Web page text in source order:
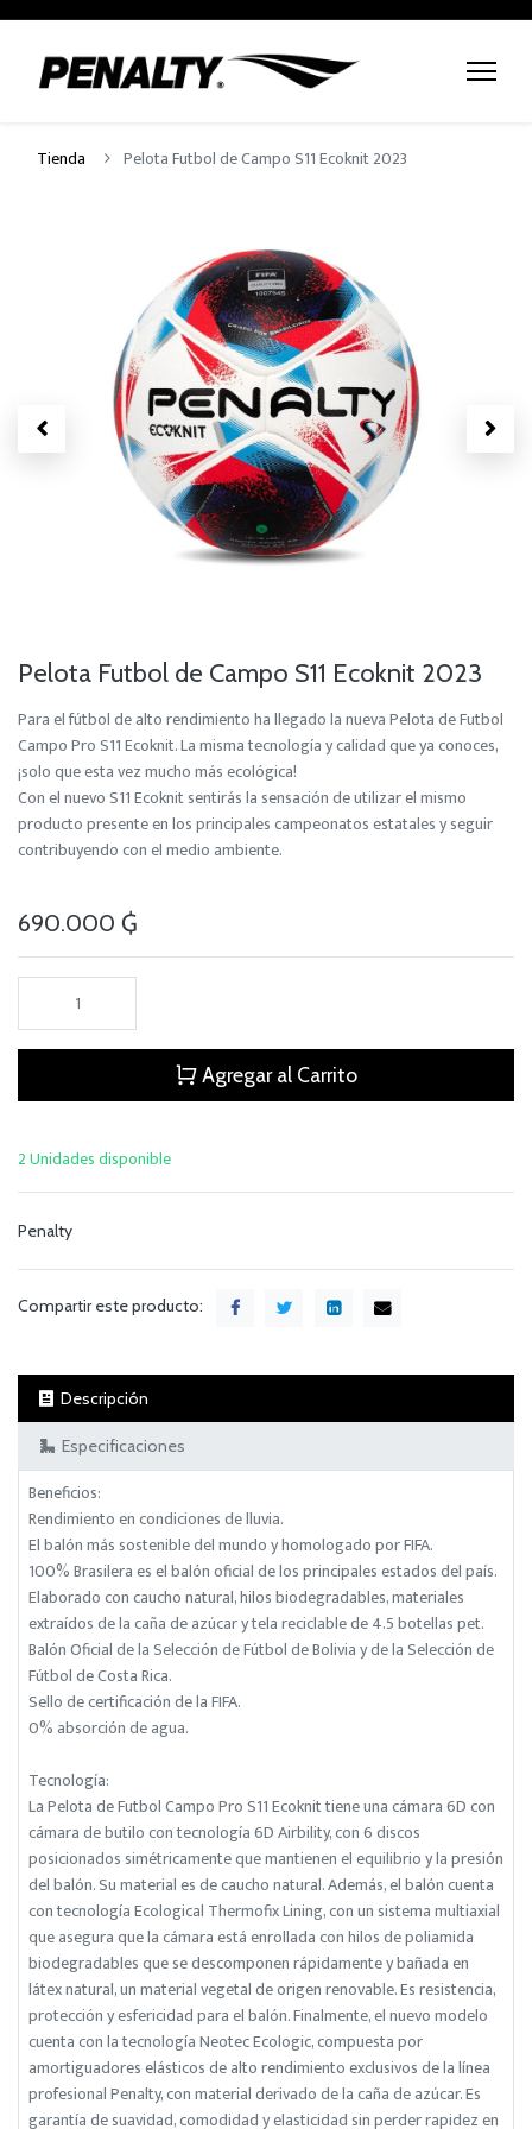
Tienda Pelota Futbol de Campo S11 Ecoknit 2023
Pelota Futbol de Campo S11 Ecoknit 2023
Para el fútbol de alto rendimiento ha llegado la nueva Pelota de Futbol
Campo Pro S11 Ecoknit. La misma tecnología y calidad que ya conoces,
¡solo que esta vez mucho más ecológica!
Con el nuevo S11 Ecoknit sentirás la sensación de utilizar el mismo
producto presente en los principales campeonatos estatales y seguir
contribuyendo con el medio ambiente.
690.000 ₲
Agregar al Carrito
2 Unidades disponible
Penalty
Compartir este producto:
Descripción
Especificaciones
Beneficios:
Rendimiento en condiciones de lluvia.
El balón más sostenible del mundo y homologado por FIFA.
100% Brasilera es el balón oficial de los principales estados del país.
Elaborado con caucho natural, hilos biodegradables, materiales
extraídos de la caña de azúcar y tela reciclable de 4.5 botellas pet.
Balón Oficial de la Selección de Fútbol de Bolivia y de la Selección de
Fútbol de Costa Rica.
Sello de certificación de la FIFA.
0% absorción de agua.
Tecnología:
La Pelota de Futbol Campo Pro S11 Ecoknit tiene una cámara 6D con
cámara de butilo con tecnología 6D Airbility, con 6 discos
posicionados simétricamente que mantienen el equilibrio y la presión
del balón. Su material es de caucho natural. Además, el balón cuenta
con tecnología Ecological Thermofix Lining, con un sistema multiaxial
que asegura que la cámara está enrollada con hilos de poliamida
biodegradables que se descomponen rápidamente y bañada en
látex natural, un material vegetal de origen renovable. Es resistencia,
protección y esfericidad para el balón. Finalmente, el nuevo modelo
cuenta con la tecnología Neotec Ecologic, compuesta por
amortiguadores elásticos de alto rendimiento exclusivos de la línea
profesional Penalty, con material derivado de la caña de azúcar. Es
garantía de suavidad, comodidad y elasticidad sin perder rapidez en